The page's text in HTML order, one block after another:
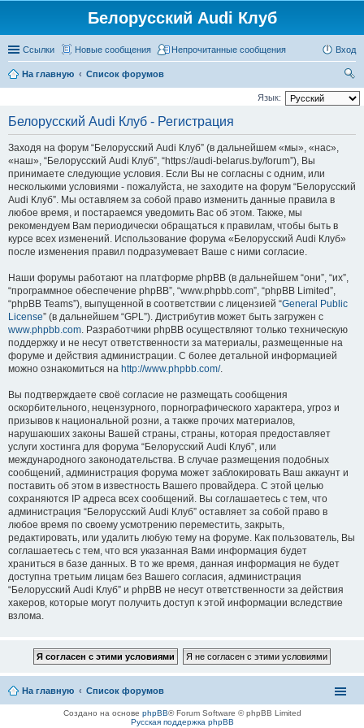
Белорусский Audi Клуб
Ссылки Новые сообщения Непрочитанные сообщения Вход
На главную
Список форумов
ои
Язык:
Белорусский Audi Клуб - Регистрация
Заходя на форум “Белорусский Audi Клуб” (в дальнейшем «мы», «нас»,
«наш», “Белорусский Audi Клуб”, “https://audi-belarus.by/forum”), Вы
принимаете следующие условия. Если Вы не согласны с одним, или
несколькими условиями - пожалуйста, не заходите на форум “Белорусский
Audi Клуб”. Мы оставляем за собой право изменить данные правила в
любое время, и постараемся уведомить Вас об этом. Также, мы
рекомендуем Вам периодически обращаться к правилам, чтобы быть в
курсе всех изменений. Использование форума «Белорусский Audi Клуб»
после изменения правил подразумевает Ваше с ними согласие.
Наши форумы работают на платформе phpBB (в дальнейшем “они”, “их”,
“программное обеспечение phpBB”, “www.phpbb.com”, “phpBB Limited”,
“phpBB Teams”), выпущенной в соответствии с лицензией “General Public
License” (в дальнейшем “GPL”). Дистрибутив может быть загружен с
www.phpbb.com. Разработчики phpBB осуществляют только техническую
поддержку и не несут ответственности за материалы, размещенные на
форуме и действия администрации. С более детальной информацией
можно ознакомиться на http://www.phpbb.com/.
Вы подтверждаете своё согласие не размещать сообщения
оскорбительного, нецензурного, порнографического характера, угроз и
призывов к национальной розни, а также прочих материалов,
нарушаюших законы Вашей страны, страны, которая предоставляет
услуги хостинга для форума “Белорусский Audi Клуб”, или
международного законодательства. В случае размещения подобных
сообщений, администрация форума может заблокировать Ваш аккаунт и
поставить об этом в известность Вашего провайдера. С этой целью
сохраняются IP адреса всех сообщений. Вы соглашаетесь с тем, что
администрация “Белорусский Audi Клуб” оставляет за собой право в
любое время по своему усмотрению переместить, закрыть,
редактировать, или удалить любую тему на форуме. Как пользователь, Вы
соглашаетесь с тем, что вся указанная Вами информация будет
храниться в базе данных. В то же время, данная информация не будет
доступна третьим лицам без Вашего согласия, администрация
“Белорусский Audi Клуб” и phpBB не несут ответственности за действия
хакеров, которые могут получить доступ к этой информации вследствие
взлома.
На главную Список форумов
Создано на основе phpBB® Forum Software © phpBB Limited
Русская поддержка phpBB